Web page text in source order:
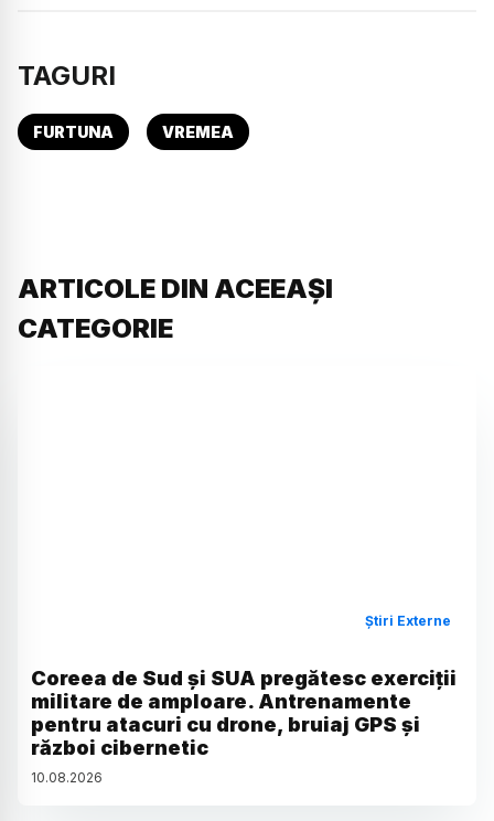
TAGURI
FURTUNA VREMEA
ARTICOLE DIN ACEEAȘI
CATEGORIE
Știri Externe
Coreea de Sud și SUA pregătesc exerciții
militare de amploare. Antrenamente
pentru atacuri cu drone, bruiaj GPS și
război cibernetic
10.08.2026